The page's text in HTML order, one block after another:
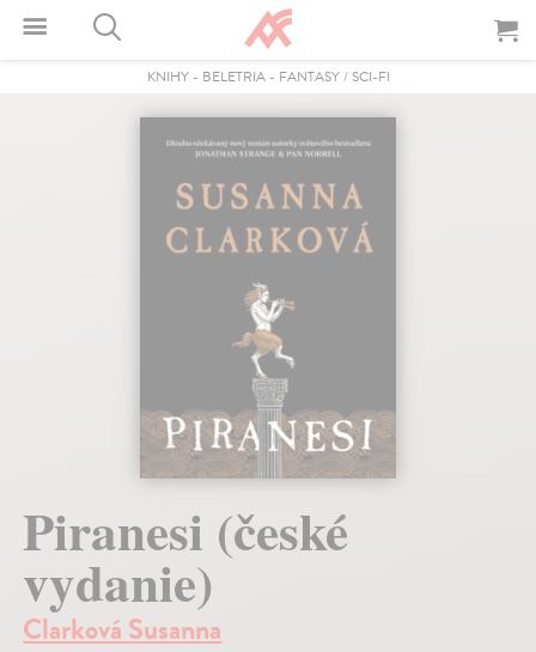
KNIHY- BELETRIA- FANTASY / SCI-FI
Piranesi (české
vydanie)
Clarková Susanna